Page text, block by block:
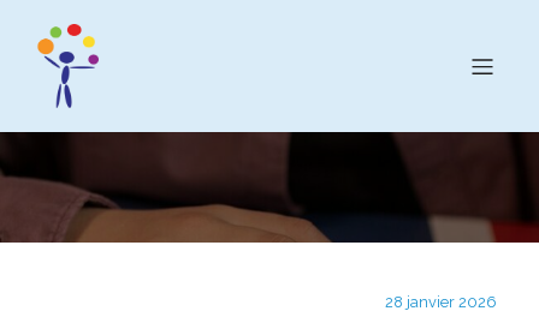
28 janvier 2026